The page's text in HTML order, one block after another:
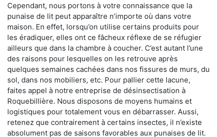
Cependant, nous portons à votre connaissance que la
punaise de lit peut apparaître n’importe où dans votre
maison. En effet, lorsqu’on utilise certains produits pour
les éradiquer, elles ont ce fâcheux réflexe de se réfugier
ailleurs que dans la chambre à coucher. C’est autant l’une
des raisons pour lesquelles on les retrouve après
quelques semaines cachées dans nos fissures de murs, du
sol, dans nos mobiliers, etc. Pour pallier cette lacune,
faites appel à notre entreprise de désinsectisation à
Roquebillière. Nous disposons de moyens humains et
logistiques pour totalement vous en débarrasser. Aussi,
retenez que contrairement à certains insectes, il n’existe
absolument pas de saisons favorables aux punaises de lit.